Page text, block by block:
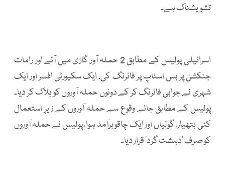
تشویشناک ہے۔
اسرائیلی پولیس کے مطابق 2 حملہ آور گاڑی میں آئے اور رامات
جنکشن پر بس اسٹاپ پر فائرنگ کی، ایک سکیورٹی افسر اور ایک
شہری نے جوابی فائرنگ کر کے دونوں حملہ آوروں کو ہلاک کر دیا۔
پولیس کے مطابق جائے وقوع سے حملہ آوروں کے زیرِ استعمال
کئی ہتھیار، گولیاں اور ایک چاقو برآمد ہوا، پولیس نے حملہ آوروں
کو صرف ’دہشت گرد‘ قرار دیا۔